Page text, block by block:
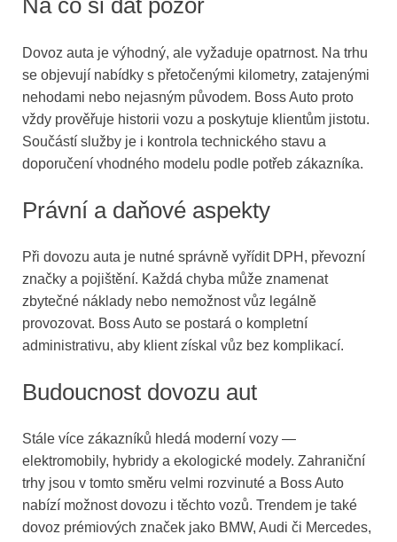
Na co si dát pozor
Dovoz auta je výhodný, ale vyžaduje opatrnost. Na trhu
se objevují nabídky s přetočenými kilometry, zatajenými
nehodami nebo nejasným původem. Boss Auto proto
vždy prověřuje historii vozu a poskytuje klientům jistotu.
Součástí služby je i kontrola technického stavu a
doporučení vhodného modelu podle potřeb zákazníka.
Právní a daňové aspekty
Při dovozu auta je nutné správně vyřídit DPH, převozní
značky a pojištění. Každá chyba může znamenat
zbytečné náklady nebo nemožnost vůz legálně
provozovat. Boss Auto se postará o kompletní
administrativu, aby klient získal vůz bez komplikací.
Budoucnost dovozu aut
Stále více zákazníků hledá moderní vozy —
elektromobily, hybridy a ekologické modely. Zahraniční
trhy jsou v tomto směru velmi rozvinuté a Boss Auto
nabízí možnost dovozu i těchto vozů. Trendem je také
dovoz prémiových značek jako BMW, Audi či Mercedes,